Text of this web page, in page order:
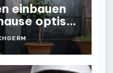
einbauen
optisch
aufwertet